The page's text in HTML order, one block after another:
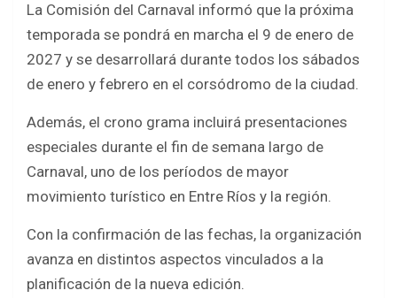
k
p
La Comisión del Carnaval informó que la próxima
temporada se pondrá en marcha el 9 de enero de
2027 y se desarrollará durante todos los sábados
de enero y febrero en el corsódromo de la ciudad.
Además, el crono grama incluirá presentaciones
especiales durante el fin de semana largo de
Carnaval, uno de los períodos de mayor
movimiento turístico en Entre Ríos y la región.
Con la confirmación de las fechas, la organización
avanza en distintos aspectos vinculados a la
planificación de la nueva edición.